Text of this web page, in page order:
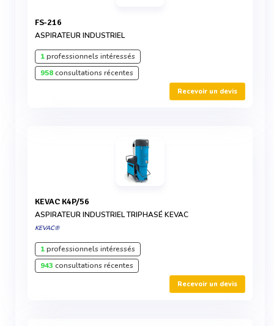
FS-216
ASPIRATEUR INDUSTRIEL
1professionnels intéressés
958consultations récentes
Recevoir un devis
KEVAC K4P/56
ASPIRATEUR INDUSTRIEL TRIPHASÉ KEVAC
KEVAC®
1professionnels intéressés
943 consultations récentes
Recevoir un devis